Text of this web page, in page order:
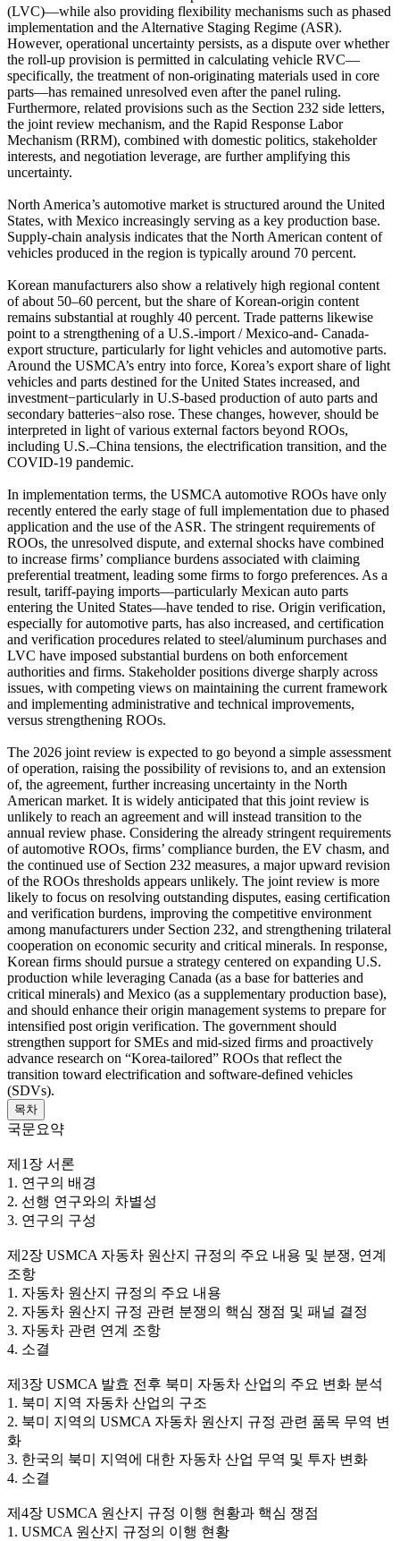
(LVC)—while also providing flexibility mechanisms such as phased
implementation and the Alternative Staging Regime (ASR).
However, operational uncertainty persists, as a dispute over whether
the roll-up provision is permitted in calculating vehicle RVC—
specifically, the treatment of non-originating materials used in core
parts—has remained unresolved even after the panel ruling.
Furthermore, related provisions such as the Section 232 side letters,
the joint review mechanism, and the Rapid Response Labor
Mechanism (RRM), combined with domestic politics, stakeholder
interests, and negotiation leverage, are further amplifying this
uncertainty.
North America’s automotive market is structured around the United
States, with Mexico increasingly serving as a key production base.
Supply-chain analysis indicates that the North American content of
vehicles produced in the region is typically around 70 percent.
Korean manufacturers also show a relatively high regional content
of about 50–60 percent, but the share of Korean-origin content
remains substantial at roughly 40 percent. Trade patterns likewise
point to a strengthening of a U.S.-import / Mexico-and- Canada-
export structure, particularly for light vehicles and automotive parts.
Around the USMCA’s entry into force, Korea’s export share of light
vehicles and parts destined for the United States increased, and
investment−particularly in U.S-based production of auto parts and
secondary batteries−also rose. These changes, however, should be
interpreted in light of various external factors beyond ROOs,
including U.S.–China tensions, the electrification transition, and the
COVID-19 pandemic.
In implementation terms, the USMCA automotive ROOs have only
recently entered the early stage of full implementation due to phased
application and the use of the ASR. The stringent requirements of
ROOs, the unresolved dispute, and external shocks have combined
to increase firms’ compliance burdens associated with claiming
preferential treatment, leading some firms to forgo preferences. As a
result, tariff-paying imports—particularly Mexican auto parts
entering the United States—have tended to rise. Origin verification,
especially for automotive parts, has also increased, and certification
and verification procedures related to steel/aluminum purchases and
LVC have imposed substantial burdens on both enforcement
authorities and firms. Stakeholder positions diverge sharply across
issues, with competing views on maintaining the current framework
and implementing administrative and technical improvements,
versus strengthening ROOs.
The 2026 joint review is expected to go beyond a simple assessment
of operation, raising the possibility of revisions to, and an extension
of, the agreement, further increasing uncertainty in the North
American market. It is widely anticipated that this joint review is
unlikely to reach an agreement and will instead transition to the
annual review phase. Considering the already stringent requirements
of automotive ROOs, firms’ compliance burden, the EV chasm, and
the continued use of Section 232 measures, a major upward revision
of the ROOs thresholds appears unlikely. The joint review is more
likely to focus on resolving outstanding disputes, easing certification
and verification burdens, improving the competitive environment
among manufacturers under Section 232, and strengthening trilateral
cooperation on economic security and critical minerals. In response,
Korean firms should pursue a strategy centered on expanding U.S.
production while leveraging Canada (as a base for batteries and
critical minerals) and Mexico (as a supplementary production base),
and should enhance their origin management systems to prepare for
intensified post origin verification. The government should
strengthen support for SMEs and mid-sized firms and proactively
advance research on “Korea-tailored” ROOs that reflect the
transition toward electrification and software-defined vehicles
(SDVs).
목차
국문요약
제1장 서론
1. 연구의 배경
2. 선행 연구와의 차별성
3. 연구의 구성
제2장 USMCA 자동차 원산지 규정의 주요 내용 및 분쟁, 연계
조항
1. 자동차 원산지 규정의 주요 내용
2. 자동차 원산지 규정 관련 분쟁의 핵심 쟁점 및 패널 결정
3. 자동차 관련 연계 조항
4. 소결
제3장 USMCA 발효 전후 북미 자동차 산업의 주요 변화 분석
1. 북미 지역 자동차 산업의 구조
2. 북미 지역의 USMCA 자동차 원산지 규정 관련 품목 무역 변
화
3. 한국의 북미 지역에 대한 자동차 산업 무역 및 투자 변화
4. 소결
제4장 USMCA 원산지 규정 이행 현황과 핵심 쟁점
1. USMCA 원산지 규정의 이행 현황